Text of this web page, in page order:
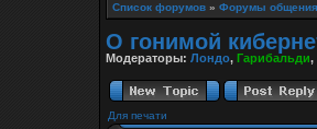
Список форумов » Форумы общения
О гонимой
Модераторы: Лондо, Гарибальди,
Для печати